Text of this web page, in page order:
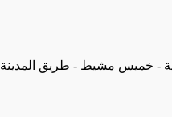
- خميس مشيط - طريق المدينة